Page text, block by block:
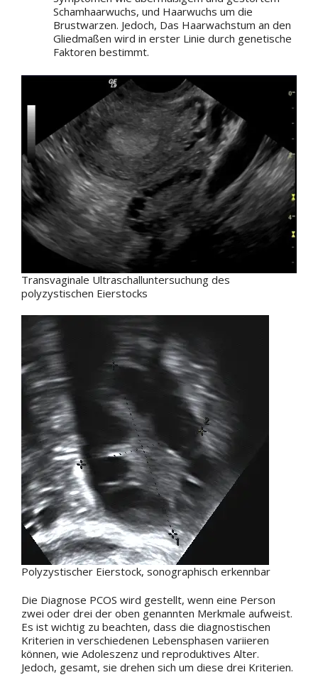
Schamhaarwuchs, und Haarwuchs um die
Brustwarzen. Jedoch, Das Haarwachstum an den
Gliedmaßen wird in erster Linie durch genetische
Faktoren bestimmt.
Transvaginale Ultraschalluntersuchung des
polyzystischen Eierstocks
Polyzystischer Eierstock, sonographisch erkennbar
Die Diagnose PCOS wird gestellt, wenn eine Person
zwei oder drei der oben genannten Merkmale aufweist.
Es ist wichtig zu beachten, dass die diagnostischen
Kriterien in verschiedenen Lebensphasen variieren
können, wie Adoleszenz und reproduktives Alter.
Jedoch, gesamt, sie drehen sich um diese drei Kriterien.